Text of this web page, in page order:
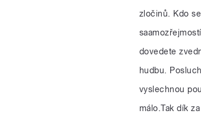
zločinů. Kdo
dovedete
hudbu.
vyslechnou
málo.Tak dík